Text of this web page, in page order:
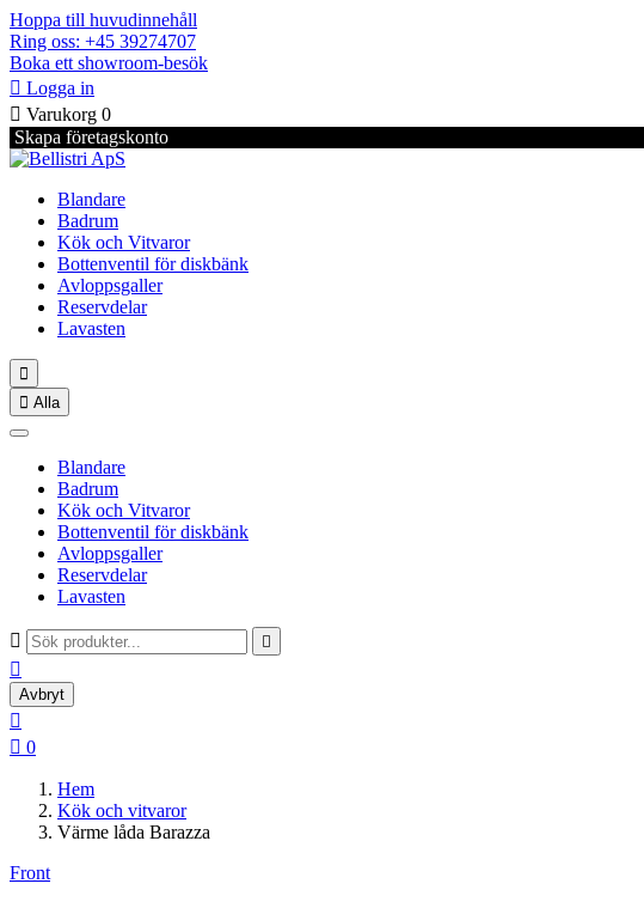
Hoppa till huvudinnehåll
Ring oss: +45 39274707
Boka ett showroom-besök
 Logga in
 Varukorg 0
Skapa företagskonto
Blandare
Badrum
Kök och Vitvaror
Bottenventil för diskbänk
Avloppsgaller
Reservdelar
Lavasten

 Alla
Blandare
Badrum
Kök och Vitvaror
Bottenventil för diskbänk
Avloppsgaller
Reservdelar
Lavasten
 

Avbryt

 0
Hem
Kök och vitvaror
Värme låda Barazza
Front